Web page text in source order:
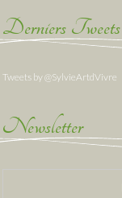
Derniers Tweets
Tweets by @SylvieArtdVivre
Newsletter